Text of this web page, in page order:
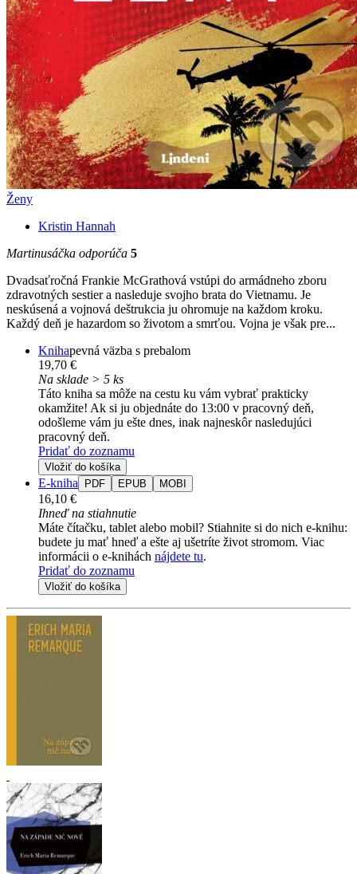
Ženy
Kristin Hannah
Martinusáčka odporúča 5
Dvadsaťročná Frankie McGrathová vstúpi do armádneho zboru
zdravotných sestier a nasleduje svojho brata do Vietnamu. Je
neskúsená a vojnová deštrukcia ju ohromuje na každom kroku.
Každý deň je hazardom so životom a smrťou. Vojna je však pre...
Knihapevná väzba s prebalom
19,70 €
Na sklade > 5 ks
Táto kniha sa môže na cestu ku vám vybrať prakticky
okamžite! Ak si ju objednáte do 13:00 v pracovný deň,
odošleme vám ju ešte dnes, inak najneskôr nasledujúci
pracovný deň.
Pridať do zoznamu
Vložiť do košíka
E-kniha PDF EPUB MOBI
16,10 €
Ihneď na stiahnutie
Máte čítačku, tablet alebo mobil? Stiahnite si do nich e-knihu:
budete ju mať hneď a ešte aj ušetríte život stromom. Viac
informácii o e-knihách nájdete tu.
Pridať do zoznamu
Vložiť do košíka